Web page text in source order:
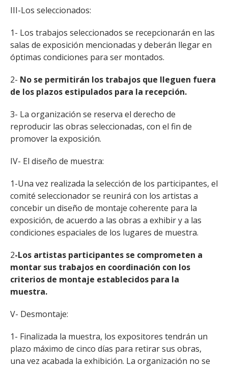
III-Los seleccionados:
1- Los trabajos seleccionados se recepcionarán en las
salas de exposición mencionadas y deberán llegar en
óptimas condiciones para ser montados.
2- No se permitirán los trabajos que lleguen fuera
de los plazos estipulados para la recepción.
3- La organización se reserva el derecho de
reproducir las obras seleccionadas, con el fin de
promover la exposición.
IV- El diseño de muestra:
1-Una vez realizada la selección de los participantes, el
comité seleccionador se reunirá con los artistas a
concebir un diseño de montaje coherente para la
exposición, de acuerdo a las obras a exhibir y a las
condiciones espaciales de los lugares de muestra.
2-Los artistas participantes se comprometen a
montar sus trabajos en coordinación con los
criterios de montaje establecidos para la
muestra.
V- Desmontaje:
1- Finalizada la muestra, los expositores tendrán un
plazo máximo de cinco días para retirar sus obras,
una vez acabada la exhibición. La organización no se